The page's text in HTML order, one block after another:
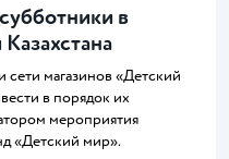
в
магазинов «Детский
в порядок их
мероприятия
«Детский мир».